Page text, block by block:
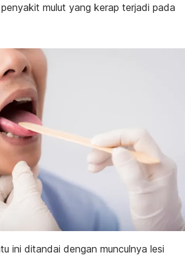
mulut yang kerap terjadi pada
ini ditandai dengan munculnya lesi